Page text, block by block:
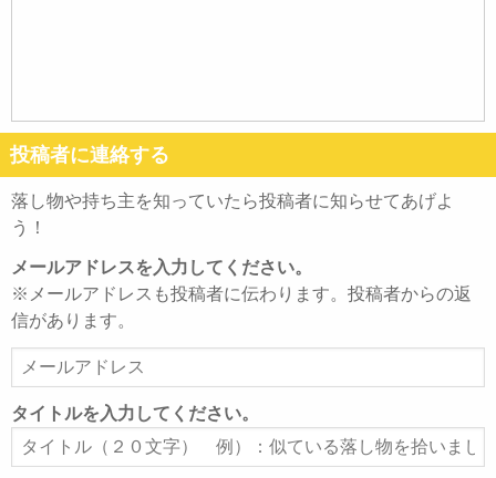
投稿者に連絡する
落し物や持ち主を知っていたら投稿者に知らせてあげよ
う！
メールアドレスを入力してください。
※メールアドレスも投稿者に伝わります。投稿者からの返
信があります。
ー
ル
ア
ド
タイトルを入力してください。
タ
イ